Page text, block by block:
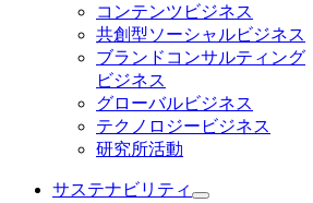
コンテンツビジネス
共創型ソーシャルビジネス
ブランドコンサルティング
ビジネス
グローバルビジネス
テクノロジービジネス
研究所活動
サステナビリティ